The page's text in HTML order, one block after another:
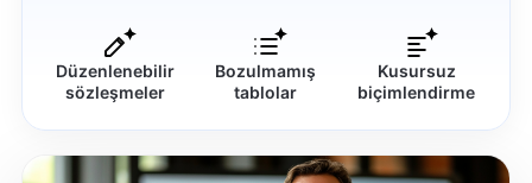
Düzenlenebilir
sözleşmeler
Bozulmamış
tablolar
Kusursuz
biçimlendirme